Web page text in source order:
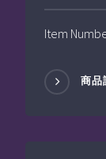
Item
商品